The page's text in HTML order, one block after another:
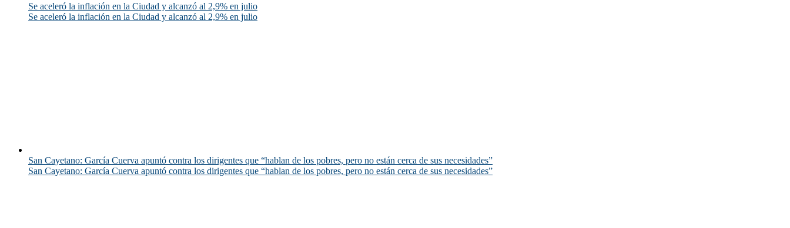
Se aceleró la inflación en la Ciudad y alcanzó al 2,9% en julio
Se aceleró la inflación en la Ciudad y alcanzó al 2,9% en julio
San Cayetano: García Cuerva apuntó contra los dirigentes que “hablan de los pobres, pero no están cerca de sus necesidades”
San Cayetano: García Cuerva apuntó contra los dirigentes que “hablan de los pobres, pero no están cerca de sus necesidades”